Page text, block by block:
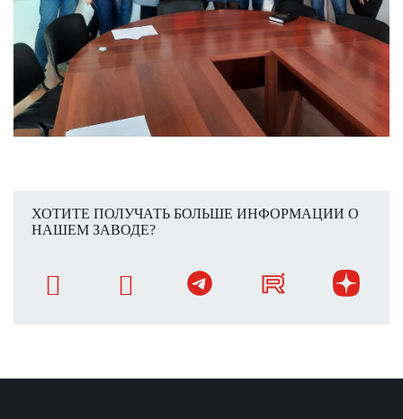
ХОТИТЕ ПОЛУЧАТЬ БОЛЬШЕ ИНФОРМАЦИИ О
НАШЕМ ЗАВОДЕ?